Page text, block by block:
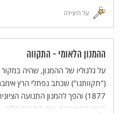
על היצירה
ההמנון הלאומי - התקווה
על גלגוליו של ההמנון, שהיה
("תקוותנו") שכתב נפתלי הרץ
1877) והפך להמנון התנועה
השיר הראשונים, עם תיקונים קלים,